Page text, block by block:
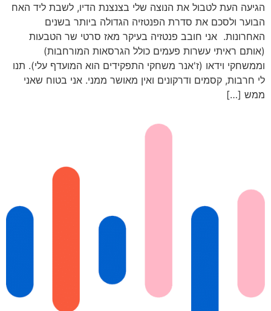
הגיעה העת לטבול את הנוצה שלי בצנצנת הדיו, לשבת ליד האח
הבוער ולסכם את סדרת הפנטזיה הגדולה ביותר בשנים
האחרונות. אני חובב פנטזיה בעיקר מאז סרטי שר הטבעות
(אותם ראיתי עשרות פעמים כולל הגרסאות המורחבות)
וממשחקי וידאו (ז'אנר משחקי התפקידים הוא המועדף עלי). תנו
לי חרבות, קסמים ודרקונים ואין מאושר ממני. אני בטוח שאני
ממש […]